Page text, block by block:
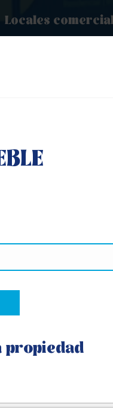
Locales
y Retail
la demanda de
el País Vasco y Navarra.
propiedad